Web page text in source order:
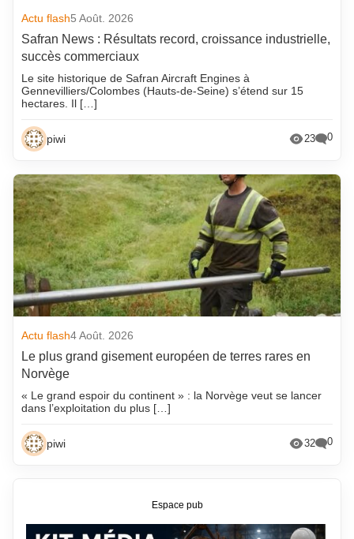
Actu flash5 Août. 2026
Safran News : Résultats record, croissance industrielle,
succès commerciaux
Le site historique de Safran Aircraft Engines à
Gennevilliers/Colombes (Hauts-de-Seine) s’étend sur 15
hectares. Il […]
piwi 23 0
Actu flash4 Août. 2026
Le plus grand gisement européen de terres rares en
Norvège
« Le grand espoir du continent » : la Norvège veut se lancer
dans l’exploitation du plus […]
piwi 32 0
Espace pub